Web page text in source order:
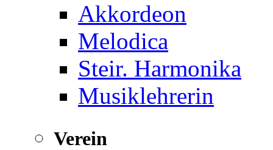
Akkordeon
Melodica
Steir. Harmonika
Musiklehrerin
Verein